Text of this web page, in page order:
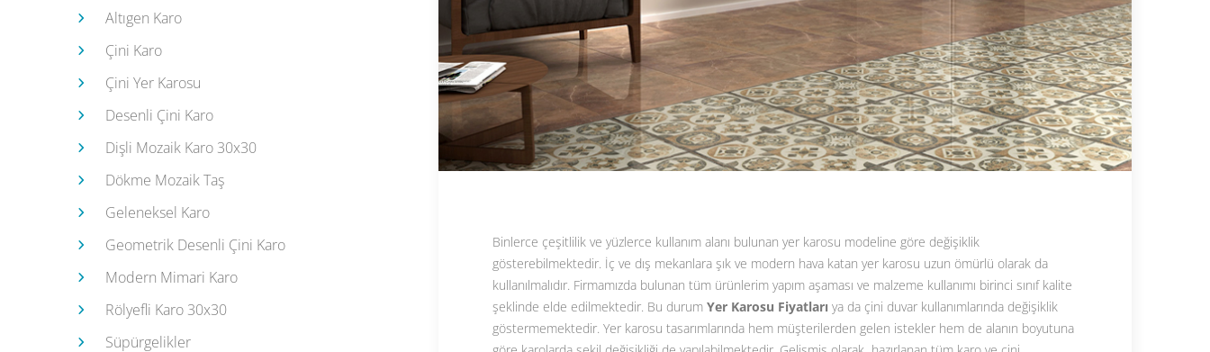
Binlerce çeşitlilik ve yüzlerce kullanım alanı bulunan yer karosu modeline göre değişiklik
gösterebilmektedir. İç ve dış mekanlara şık ve modern hava katan yer karosu uzun ömürlü olarak da
kullanılmalıdır. Firmamızda bulunan tüm ürünlerim yapım aşaması ve malzeme kullanımı birinci sınıf kalite
şeklinde elde edilmektedir. Bu durum Yer Karosu Fiyatları ya da çini duvar kullanımlarında değişiklik
göstermemektedir. Yer karosu tasarımlarında hem müşterilerden gelen istekler hem de alanın boyutuna
Altıgen Karo
Çini Karo
Çini Yer Karosu
Desenli Çini Karo
Dişli Mozaik Karo 30x30
Dökme Mozaik Taş
Geleneksel Karo
Geometrik Desenli Çini Karo
Modern Mimari Karo
Rölyefli Karo 30x30
Süpürgelikler